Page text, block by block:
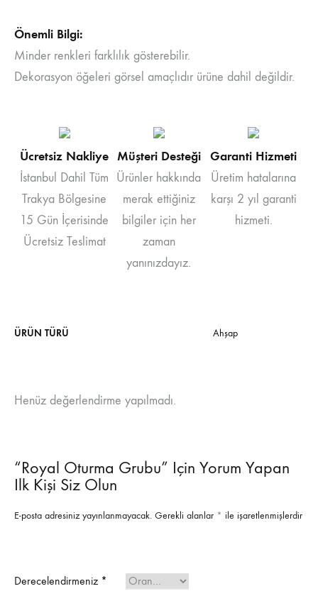
Önemli Bilgi:
Minder renkleri farklılık gösterebilir.
Dekorasyon öğeleri görsel amaçlıdır ürüne dahil değildir.
Ücretsiz Nakliye
İstanbul Dahil Tüm
Trakya Bölgesine
15 Gün İçerisinde
Ücretsiz Teslimat
Müşteri Desteği
Ürünler hakkında
merak ettiğiniz
bilgiler için her
zaman
yanınızdayız.
Garanti Hizmeti
Üretim hatalarına
karşı 2 yıl garanti
hizmeti.
ÜRÜN TÜRÜ Ahşap
Henüz değerlendirme yapılmadı.
“Royal Oturma Grubu” Için Yorum Yapan
Ilk Kişi Siz Olun
E-posta adresiniz yayınlanmayacak. Gerekli alanlar * ile işaretlenmişlerdir
Derecelendirmeniz *